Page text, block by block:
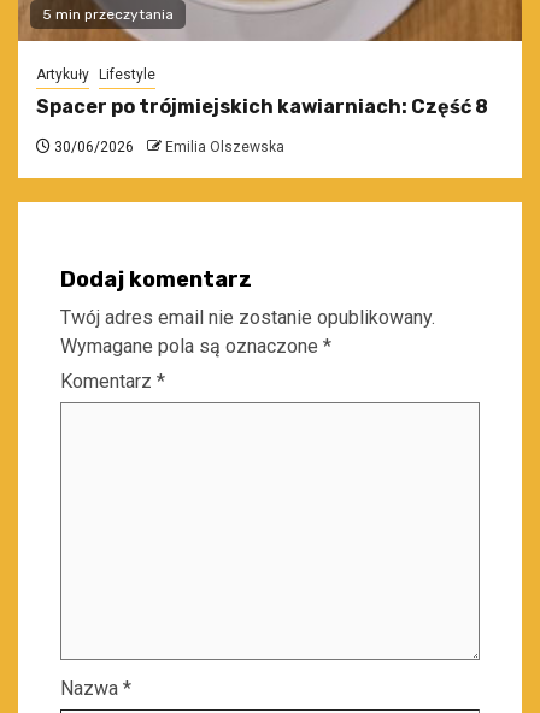
5 min przeczytania
Artykuły Lifestyle
Spacer po trójmiejskich kawiarniach: Część 8
30/06/2026 Emilia Olszewska
Dodaj komentarz
Twój adres email nie zostanie opublikowany.
Wymagane pola są oznaczone *
Komentarz *
Nazwa *